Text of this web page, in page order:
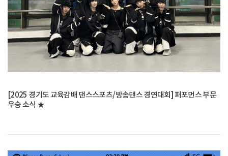
[2025 경기도 교육감배 댄스스포츠/방송댄스 경연대회] 퍼포먼스 부문
우승 소식 ★